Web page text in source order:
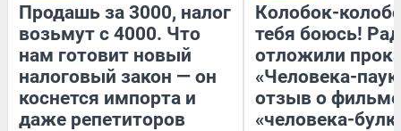
Продашь за 3000, налог
возьмут с 4000. Что
нам готовит новый
налоговый закон — он
коснется импорта и
даже репетиторов
Колобок-
тебя боюсь!
отложили
«Человека-
отзыв о
«человека-